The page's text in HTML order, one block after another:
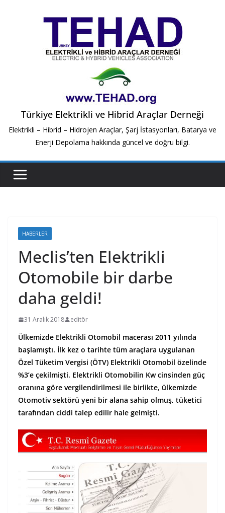
Türkiye Elektrikli ve Hibrid Araçlar Derneği
Elektrikli – Hibrid – Hidrojen Araçlar, Şarj İstasyonları, Batarya ve
Enerji Depolama hakkında güncel ve doğru bilgi.
HABERLER
Meclis’ten Elektrikli
Otomobile bir darbe
daha geldi!
31 Aralık 2018 editör
Ülkemizde Elektrikli Otomobil macerası 2011 yılında
başlamıştı. İlk kez o tarihte tüm araçlara uygulanan
Özel Tüketim Vergisi (ÖTV) Elektrikli Otomobil özelinde
%3’e çekilmişti. Elektrikli Otomobilin Kw cinsinden güç
oranına göre vergilendirilmesi ile birlikte, ülkemizde
Otomotiv sektörü yeni bir alana sahip olmuş, tüketici
tarafından ciddi talep edilir hale gelmişti.